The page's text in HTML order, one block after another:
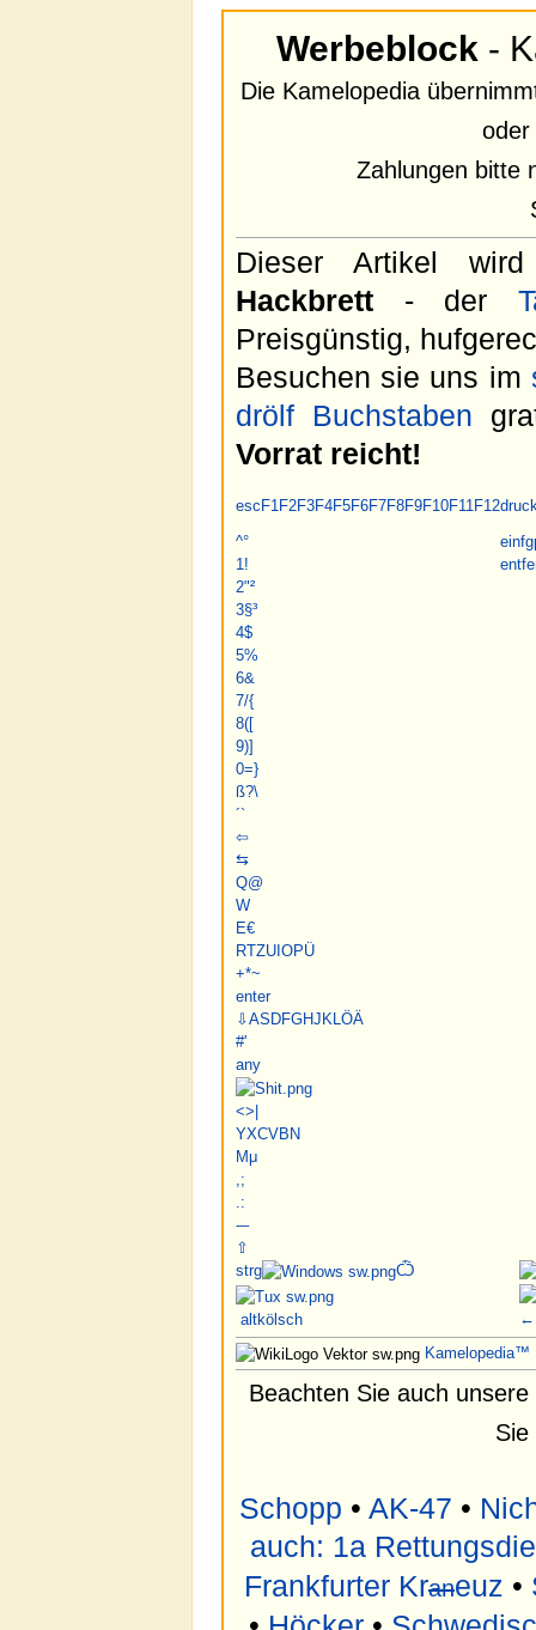
Werbeblock -
Die Kamelopedia
oder
Zahlungen bitte
Dieser Artikel
Hackbrett - der
Preisgünstig,
Besuchen sie uns im
drölf
Buchstaben
Vorrat reicht!
esc F1F2F3F4F5F6F7F8F9F10F11F12
^°
1!
2"²
3§³
4$
5%
6&
7/{
8([
9)]
0=}
ß?\
´`
⇦
⇆
Q@
W
E€
RTZU OPÜ
+*~
enter
⇩AS DFGHJ KLÖÄ
#'
any
<>
YXCVB N
Mμ
,;
.:
-–
⇧
strg
Ѽ
altkölsch
einfg
entf
←
Kamelopedia™
Beachten Sie auch
Schopp • AK-47 •
auch: 1a
Frankfurter Kraneuz •